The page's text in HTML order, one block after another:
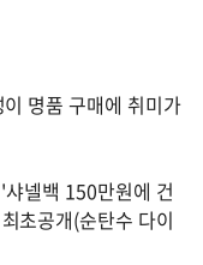
명품 구매에 취미가
넬백 150만원에 건
초공개(순탄수 다이